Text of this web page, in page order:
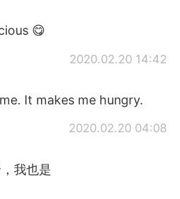
😋
2020.02.20 14:42
It makes me hungry.
2020.02.20 04:08
我也是